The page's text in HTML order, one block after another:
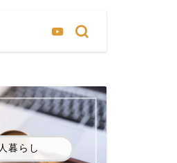
暮らし